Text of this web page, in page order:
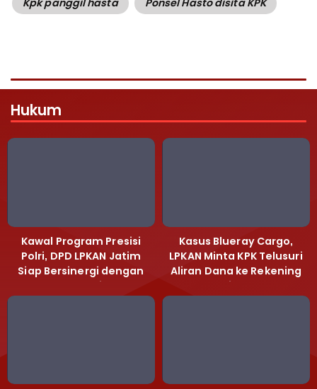
Hukum
Kawal Program Presisi
Polri, DPD LPKAN Jatim
Siap Bersinergi dengan
Polda Jatim
Kasus Blueray Cargo,
LPKAN Minta KPK Telusuri
Aliran Dana ke Rekening
Heri Black